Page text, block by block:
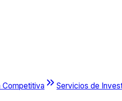
Competitiva Servicios de